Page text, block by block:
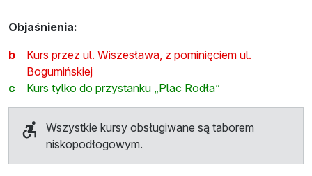
Objaśnienia:
b
Kurs przez ul. Wiszesława, z pominięciem ul.
Bogumińskiej
c
Kurs tylko do przystanku „Plac Rodła”
Wszystkie kursy obsługiwane są taborem
niskopodłogowym.